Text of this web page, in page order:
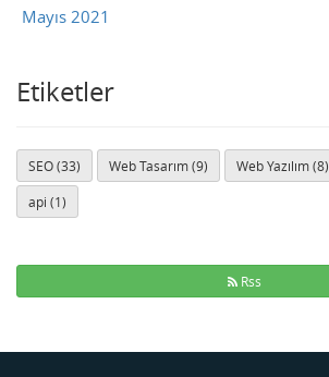
Mayıs 2021
Etiketler
SEO (33) Web Tasarım (9) Web Yazılım (8)
api (1)
Rss